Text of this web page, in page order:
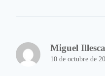
Miguel
10 de octubre de